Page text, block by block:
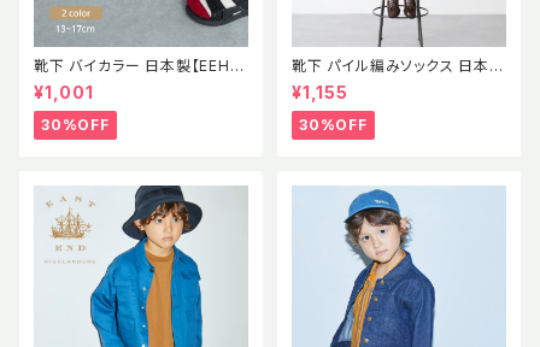
靴下 バイカラー 日本製【EEH】
SS パイル素材 ソックス イース
トエンドハイランダーズ
¥1,001
30%OFF
靴下 パイル編みソックス 日本製
【EEH】 AW
¥1,155
30%OFF